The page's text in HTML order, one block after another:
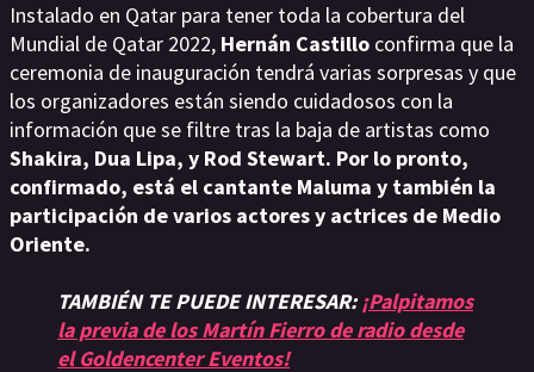
Instalado en Qatar para tener toda la cobertura del
Mundial de Qatar 2022, Hernán Castillo confirma que la
ceremonia de inauguración tendrá varias sorpresas y que
los organizadores están siendo cuidadosos con la
información que se filtre tras la baja de artistas como
Shakira, Dua Lipa, y Rod Stewart. Por lo pronto,
confirmado, está el cantante Maluma y también la
participación de varios actores y actrices de Medio
Oriente.
TAMBIÉN TE PUEDE INTERESAR:¡Palpitamos
la previa de los Martín Fierro de radio desde
el Goldencenter Eventos!